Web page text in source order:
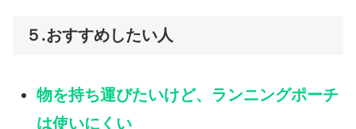
５.おすすめしたい人
物を持ち運びたいけど、ランニングポーチ
は使いにくい